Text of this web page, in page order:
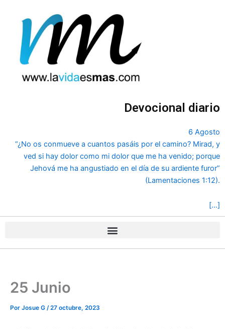
contenido
Devocional diario
6 Agosto
“¿No os conmueve a cuantos pasáis por el camino? Mirad, y
ved si hay dolor como mi dolor que me ha venido; porque
Jehová me ha angustiado en el día de su ardiente furor”
(Lamentaciones 1:12).
[…]
25 Junio
Por Josue G /27 octubre, 2023